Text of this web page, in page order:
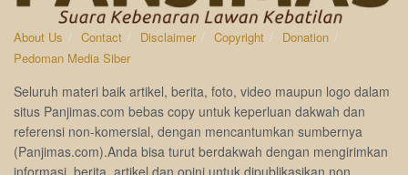
About Us Contact Disclaimer Copyright
Donation
Pedoman Media Siber
Seluruh materi baik artikel, berita, foto, video maupun logo dalam
situs Panjimas.com bebas copy untuk keperluan dakwah dan
referensi non-komersial, dengan mencantumkan sumbernya
(Panjimas.com).Anda bisa turut berdakwah dengan mengirimkan
informasi, berita, artikel dan opini untuk dipublikasikan non